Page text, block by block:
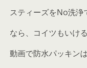
スティーズをNo洗浄
なら、コイツもいけ
動画で防水パッキン